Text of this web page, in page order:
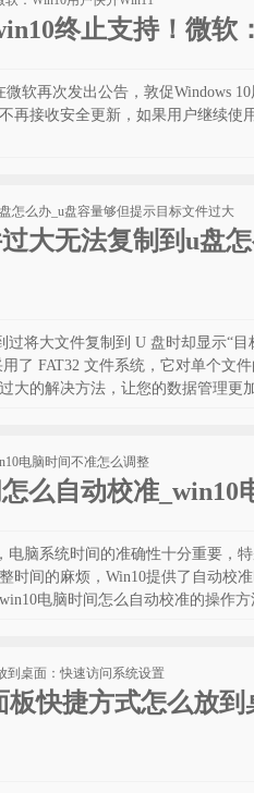
终止支持！微软
软再次发出公告，敦促Windows
再接收安全更新，如果用户继续使
大无法复制到u盘
过将大文件复制到 U 盘时却显示“
了 FAT32 文件系统，它对单个文
大的解决方法，让您的数据管理更
么自动校准_win10
电脑系统时间的准确性十分重要，
时间的麻烦，Win10提供了自动校
电脑时间怎么自动校准的操作方
板快捷方式怎么放